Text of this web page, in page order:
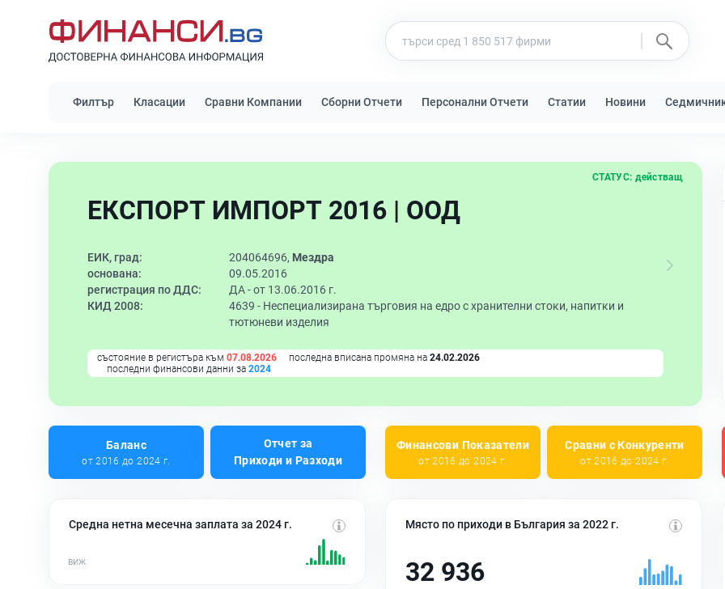
Филтър Класации Сравни Компании Сборни Отчети Персонални Отчети Статии Новини
ЕКСПОРТ ИМПОРТ 2016 | ООД
СТАТУС: действащ
ЕИК, град: 204064696, Мездра
основана:
09.05.2016
регистрация по ДДС:
ДА - от 13.06.2016 г.
КИД 2008:
4639 - Неспециализирана търговия на едро с хранителни стоки, напитки и
тютюневи изделия
състояние в регистъра към 07.08.2026 последна вписана промяна на 24.02.2026
последни финансови данни за 2024
Баланс
от 2016 до 2024 г.
Отчет за
Приходи и Разходи
Финансови Показатели
от 2016 до 2024 г.
Сравни с Конкуренти
от 2016 до 2024 г.
Средна нетна месечна заплата за 2024 г. Място по приходи в България за 2022 г.
32 936